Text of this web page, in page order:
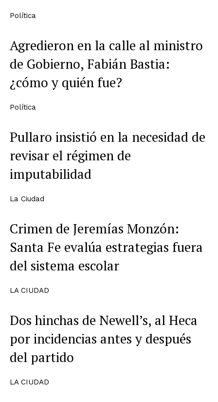
Política
Agredieron en la calle al ministro
de Gobierno, Fabián Bastia:
¿cómo y quién fue?
Política
Pullaro insistió en la necesidad de
revisar el régimen de
imputabilidad
La Ciudad
Crimen de Jeremías Monzón:
Santa Fe evalúa estrategias fuera
del sistema escolar
LA CIUDAD
Dos hinchas de Newell’s, al Heca
por incidencias antes y después
del partido
LA CIUDAD